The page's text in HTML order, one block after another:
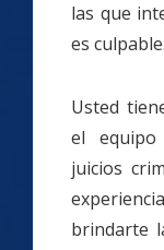
las que
es culpable.
Usted
el equipo
juicios
brindarte